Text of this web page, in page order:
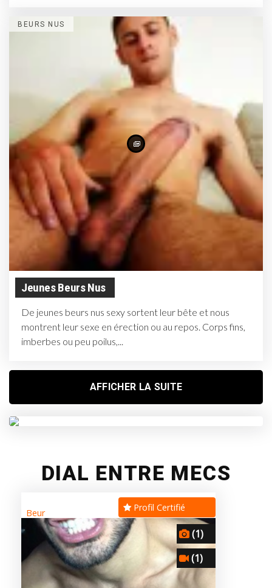
BEURS NUS
Jeunes Beurs Nus
De jeunes beurs nus sexy sortent leur bête et nous
montrent leur sexe en érection ou au repos. Corps fins,
imberbes ou peu poilus,...
AFFICHER LA SUITE
DIAL ENTRE MECS